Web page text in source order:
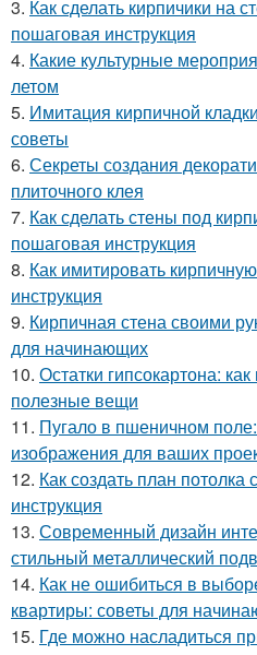
3. Как сделать кирпичики на
пошаговая инструкция
4. Какие культурные
летом
5. Имитация кирпичной
советы
6. Секреты создания
плиточного клея
7. Как сделать стены под
пошаговая инструкция
8. Как имитировать
инструкция
9. Кирпичная стена своими
для начинающих
10. Остатки гипсокартона:
полезные вещи
11. Пугало в пшеничном
изображения для ваших
12. Как создать план
инструкция
13. Современный дизайн
стильный металлический
14. Как не ошибиться в
квартиры: советы для
15. Где можно насладиться